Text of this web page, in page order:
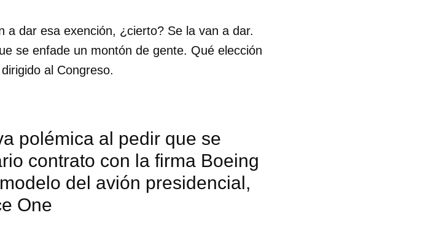
dar esa exención, ¿cierto? Se la van a dar.
se enfade un montón de gente. Qué elección
al Congreso.
polémica al pedir que se
contrato con la firma Boeing
del avión presidencial,
One